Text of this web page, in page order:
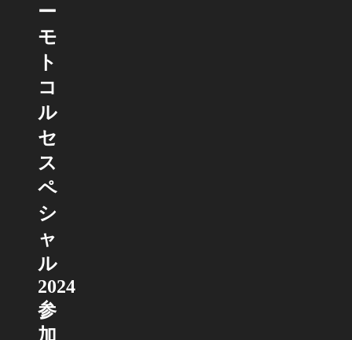
ー
モ
ト
コ
ル
セ
ス
ペ
シ
ャ
ル
2024
参
加